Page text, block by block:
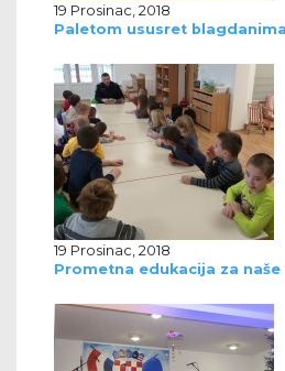
19 Prosinac, 2018
Paletom ususret blagdanima
19 Prosinac, 2018
Prometna edukacija za naše